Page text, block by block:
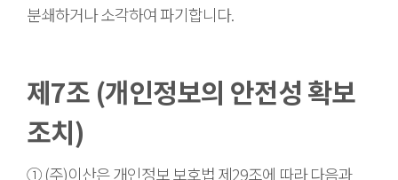
분쇄하거나 소각하여 파기합니다.
제7조 (개인정보의 안전성 확보
조치)
① (주)이산은 개인정보 보호법 제29조에 따라 다음과